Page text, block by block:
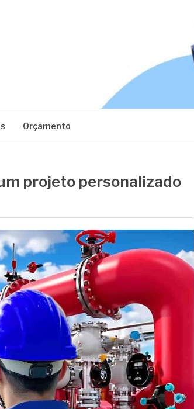
Orçamento
projeto personalizado